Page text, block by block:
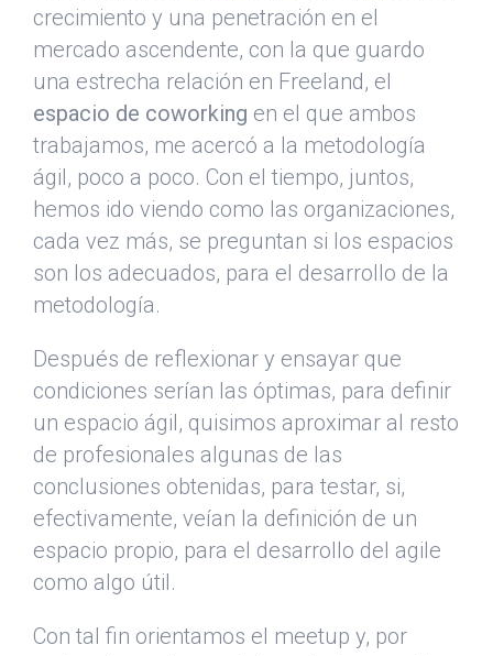
crecimiento y una penetración en el
mercado ascendente, con la que guardo
una estrecha relación en Freeland, el
espacio de coworking en el que ambos
trabajamos, me acercó a la metodología
ágil, poco a poco. Con el tiempo, juntos,
hemos ido viendo como las organizaciones,
cada vez más, se preguntan si los espacios
son los adecuados, para el desarrollo de la
metodología.
Después de reflexionar y ensayar que
condiciones serían las óptimas, para definir
un espacio ágil, quisimos aproximar al resto
de profesionales algunas de las
conclusiones obtenidas, para testar, si,
efectivamente, veían la definición de un
espacio propio, para el desarrollo del agile
como algo útil.
Con tal fin orientamos el meetup y, por